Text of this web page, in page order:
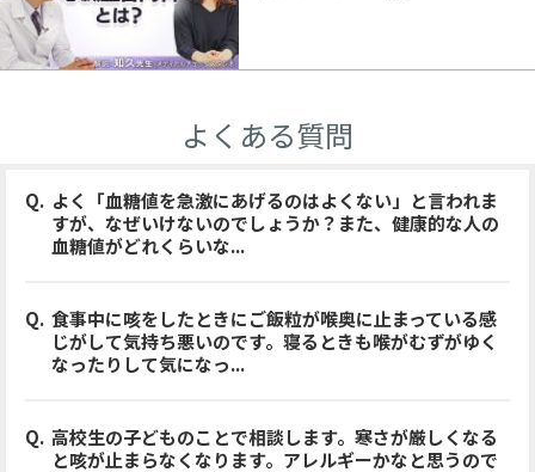
よくある質問
よく「血糖値を急激にあげるのはよくない」と言われま
すが、なぜいけないのでしょうか？また、健康的な人の
血糖値がどれくらいな...
食事中に咳をしたときにご飯粒が喉奥に止まっている感
じがして気持ち悪いのです。寝るときも喉がむずがゆく
なったりして気になっ...
高校生の子どものことで相談します。寒さが厳しくなる
と咳が止まらなくなります。アレルギーかなと思うので